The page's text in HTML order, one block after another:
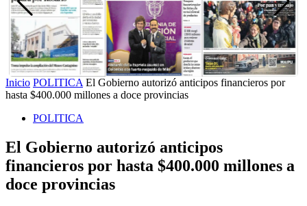
Inicio POLITICA El Gobierno autorizó anticipos financieros por
hasta $400.000 millones a doce provincias
POLITICA
El Gobierno autorizó anticipos
financieros por hasta $400.000 millones a
doce provincias